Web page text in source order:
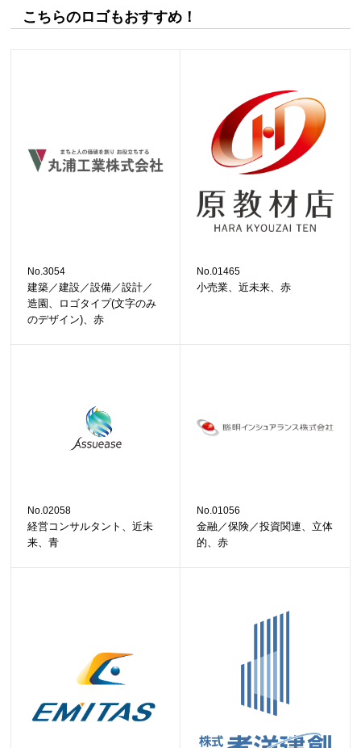
こちらのロゴもおすすめ！
No.3054
建築／建設／設備／設計／
造園、ロゴタイプ(文字のみ
のデザイン)、赤
No.01465
小売業、近未来、赤
No.02058
経営コンサルタント、近未
来、青
No.01056
金融／保険／投資関連、立体
的、赤